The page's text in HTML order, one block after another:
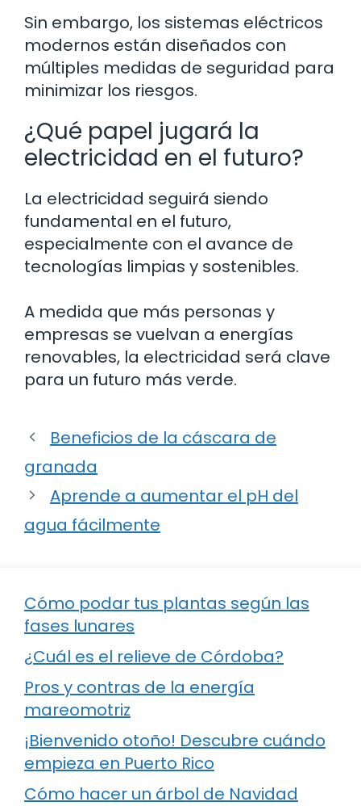
Sin embargo, los sistemas eléctricos
modernos están diseñados con
múltiples medidas de seguridad para
minimizar los riesgos.
¿Qué papel jugará la
electricidad en el futuro?
La electricidad seguirá siendo
fundamental en el futuro,
especialmente con el avance de
tecnologías limpias y sostenibles.
A medida que más personas y
empresas se vuelvan a energías
renovables, la electricidad será clave
para un futuro más verde.
Beneficios de la cáscara de
granada
Aprende a aumentar el pH del
agua fácilmente
Cómo podar tus plantas según las
fases lunares
¿Cuál es el relieve de Córdoba?
Pros y contras de la energía
mareomotriz
¡Bienvenido otoño! Descubre cuándo
empieza en Puerto Rico
Cómo hacer un árbol de Navidad